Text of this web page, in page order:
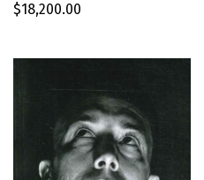
$18,200.00